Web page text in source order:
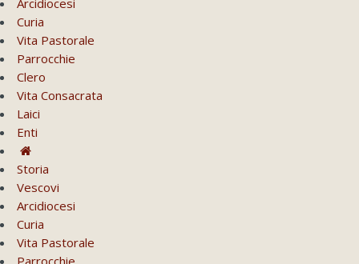
Curia
Vita Pastorale
Parrocchie
Clero
Vita Consacrata
Laici
Enti
Storia
Vescovi
Arcidiocesi
Curia
Vita Pastorale
Parrocchie